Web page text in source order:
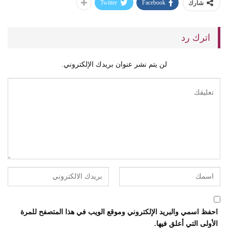
شارك Facebook
Twitter
اترك رد
لن يتم نشر عنوان بريدك الإلكتروني.
احفظ اسمي والبريد الإلكتروني وموقع الويب في هذا المتصفح للمرة
الأولى التي أعلق فيها.